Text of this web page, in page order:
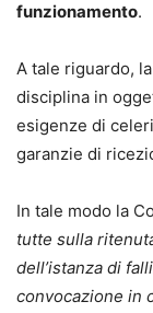
funzionamento.
A tale riguardo,
disciplina in
esigenze di
garanzie di
In tale modo la
tutte sulla
dell’istanza di
convocazione in